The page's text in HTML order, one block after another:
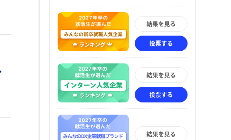
結果を見る
投票する
結果を見る
投票する
結果を見る